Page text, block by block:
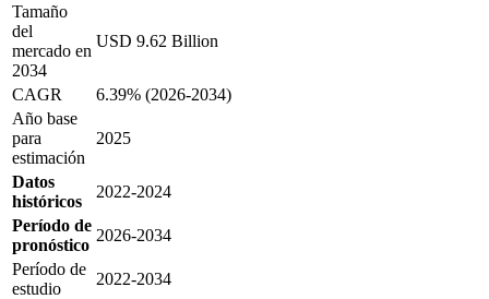
Tamaño
del
mercado en
2034
USD 9.62 Billion
CAGR
6.39% (2026-2034)
Año base
para
estimación
2025
Datos
históricos
2022-2024
Período de
pronóstico
2026-2034
Período de
estudio
2022-2034